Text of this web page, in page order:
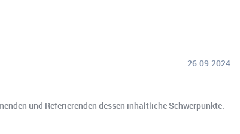
26.09.2024
und Referierenden dessen inhaltliche Schwerpunkte.